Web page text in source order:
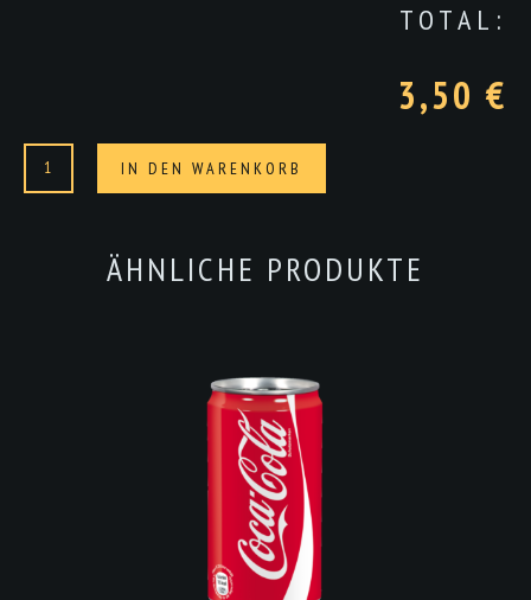
TOTAL:
3,50 €
Redbull
Menge
IN DEN WARENKORB
ÄHNLICHE PRODUKTE